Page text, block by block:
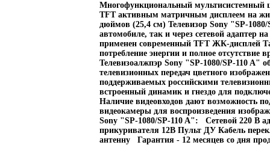
Многофункциональный мультисистемный
TFT активным матричным дисплеем на
дюймов (25,4 см) Телевизор Sony "SP-
автомобиле, так и через сетевой адаптер
применен современный TFT ЖК-дисплей
потребление энергии и полное
Телевизоалжпэр Sony "SP-1080/SP-110 A"
телевизионных передач цветного
поддерживаемых российскими
встроенный динамик и гнездо для
Наличие видеовходов дают возможность
видеокамеры для воспроизведения
Sony "SP-1080/SP-110 A": Сетевой 220 В
прикуривателя 12В Пульт ДУ Кабель
антенну Гарантия - 12 месяцев со дня